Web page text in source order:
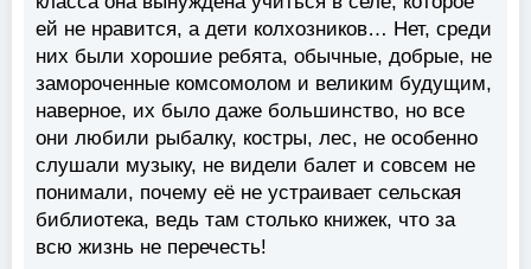
ей не нравится, а дети колхозников… Нет, среди
них были хорошие ребята, обычные, добрые, не
замороченные комсомолом и великим будущим,
наверное, их было даже большинство, но все
они любили рыбалку, костры, лес, не особенно
слушали музыку, не видели балет и совсем не
понимали, почему её не устраивает сельская
библиотека, ведь там столько книжек, что за
всю жизнь не перечесть!